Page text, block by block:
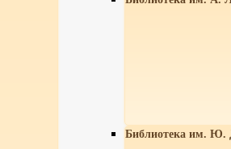
Библиотека им. Ю.